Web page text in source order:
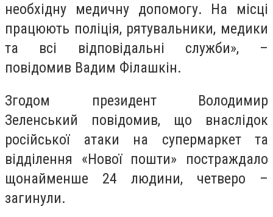
необхідну медичну допомогу. На місці
працюють поліція, рятувальники, медики
та всі відповідальні служби», –
повідомив Вадим Філашкін.
Згодом президент Володимир
Зеленський повідомив, що внаслідок
російської атаки на супермаркет та
відділення «Нової пошти» постраждало
щонайменше 24 людини, четверо –
загинули.